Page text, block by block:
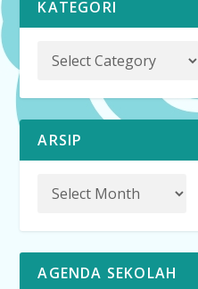
KATEGORI
ARSIP
AGENDA SEKOLAH